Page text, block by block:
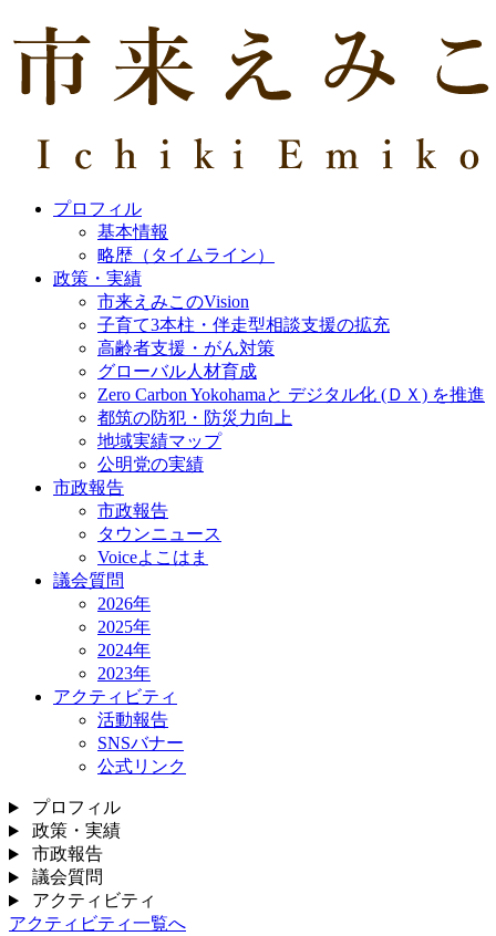
プロフィル
基本情報
略歴（タイムライン）
政策・実績
市来えみこのVision
子育て3本柱・伴走型相談支援の拡充
高齢者支援・がん対策
グローバル人材育成
Zero Carbon Yokohamaと デジタル化 (ＤＸ) を推進
都筑の防犯・防災力向上
地域実績マップ
公明党の実績
市政報告
市政報告
タウンニュース
Voiceよこはま
議会質問
2026年
2025年
2024年
2023年
アクティビティ
活動報告
SNSバナー
公式リンク
プロフィル
政策・実績
市政報告
議会質問
アクティビティ
アクティビティ一覧へ